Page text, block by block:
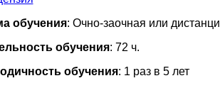
обучения: Очно-заочная или
обучения: 72 ч.
обучения: 1 раз в 5 лет